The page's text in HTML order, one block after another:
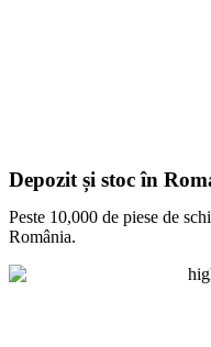
Depozit și stoc în
Peste 10,000 de piese de
România.